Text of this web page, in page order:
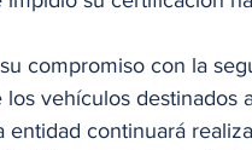
compromiso con la
los vehículos destinados
entidad continuará